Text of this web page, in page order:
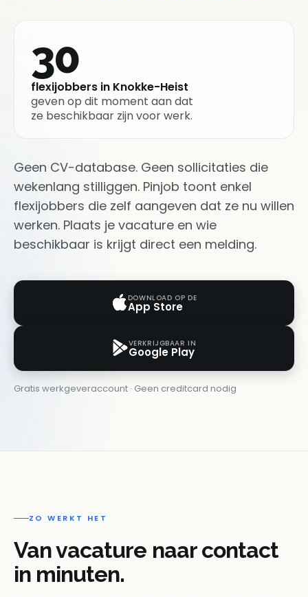
30
flexijobbers in Knokke-Heist
geven op dit moment aan dat
ze beschikbaar zijn voor werk.
Geen CV-database. Geen sollicitaties die
wekenlang stilliggen. Pinjob toont enkel
flexijobbers die zelf aangeven dat ze nu willen
werken. Plaats je vacature en wie
beschikbaar is krijgt direct een melding.
DOWNLOAD OP DE
App Store
VERKRIJGBAAR IN
Google Play
Gratis werkgeveraccount · Geen creditcard nodig
ZO WERKT HET
Van vacature naar contact
in minuten.